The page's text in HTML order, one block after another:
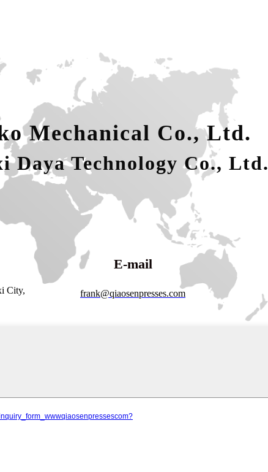
Mechanical Co., Ltd.
Daya Technology Co., Ltd.
City,
E-mail
frank@qiaosenpresses.com